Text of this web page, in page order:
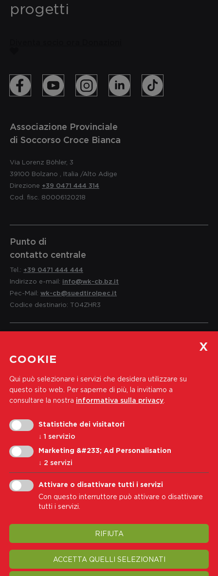
progetti
Associazione Provinciale
di Soccorso Croce Bianca
Via Lorenz Böhler, 3
39100 Bolzano Italia /Alto Adige
Direzione +39 0471 444 314
Cod. fisc. 80006120218
Punto di
contatto centrale
Tel.: +39 0471 444 444
Indirizzo e-mail: info@wk-cb.bz.it
Pec-Mail: wk-cb@suedtirolpec.it
Codice destinario: T04ZHR3
e informazioni
Tel.:
Indirizzo e-mail:
soci@wk-cb.bz.it
Iscriviti alla nostra newsletter
Indirizzo e-mail
Iscriviti
Accetto iInformativa sulla privacy
Cookie Policy
Modifica impostazione cookie
COOKIE
Qui può selezionare i servizi che desidera utilizzare su
questo sito web. Per saperne di più, la invitiamo a
consultare la nostra informativa sulla privacy
Statistiche dei visitatori
↓ 1 servizio
Marketing &#233; Ad Personalisation
↓ 2 servizi
Attivare o disattivare tutti i servizi
Con questo interruttore può attivare o disattivare
tutti i servizi.
RIFIUTA
ACCETTA QUELLI SELEZIONATI